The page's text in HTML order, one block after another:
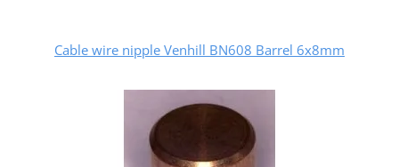
Cable wire nipple Venhill BN608 Barrel 6x8mm